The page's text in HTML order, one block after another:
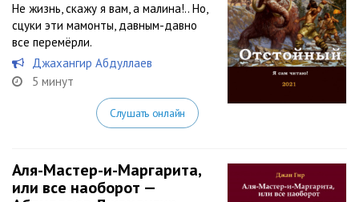
Не жизнь, скажу я вам, а малина!.. Но,
сцуки эти мамонты, давным-давно
все перемёрли.
Джахангир Абдуллаев
5 минут
Слушать онлайн
Аля-Мастер-и-Маргарита,
или все наоборот —